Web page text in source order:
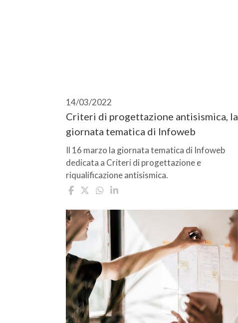
14/03/2022
Criteri di progettazione antisismica, la
giornata tematica di Infoweb
Il 16 marzo la giornata tematica di Infoweb
dedicata a Criteri di progettazione e
riqualificazione antisismica.